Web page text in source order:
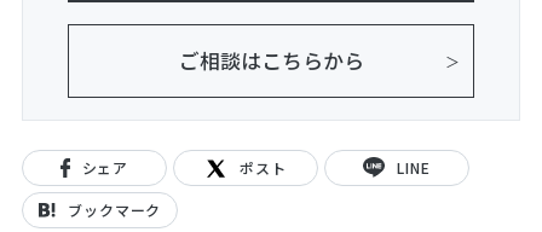
ご相談はこちらから
シェア ポスト LINE
ブックマーク